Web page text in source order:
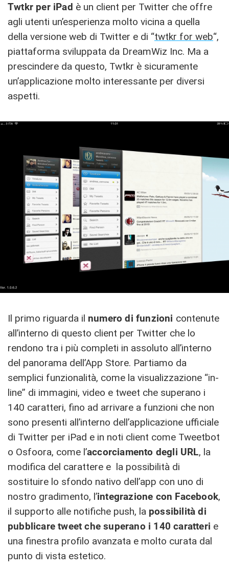
Twtkr per iPad è un client per Twitter che offre
agli utenti un’esperienza molto vicina a quella
della versione web di Twitter e di “twtkr for web“,
piattaforma sviluppata da DreamWiz Inc. Ma a
prescindere da questo, Twtkr è sicuramente
un’applicazione molto interessante per diversi
aspetti.
Il primo riguarda il numero di funzioni contenute
all’interno di questo client per Twitter che lo
rendono tra i più completi in assoluto all’interno
del panorama dell’App Store. Partiamo da
semplici funzionalità, come la visualizzazione “in-
line” di immagini, video e tweet che superano i
140 caratteri, fino ad arrivare a funzioni che non
sono presenti all’interno dell’applicazione ufficiale
di Twitter per iPad e in noti client come Tweetbot
o Osfoora, come l’accorciamento degli URL, la
modifica del carattere e la possibilità di
sostituire lo sfondo nativo dell’app con uno di
nostro gradimento, l’integrazione con Facebook,
il supporto alle notifiche push, la possibilità di
pubblicare tweet che superano i 140 caratteri e
una finestra profilo avanzata e molto curata dal
punto di vista estetico.